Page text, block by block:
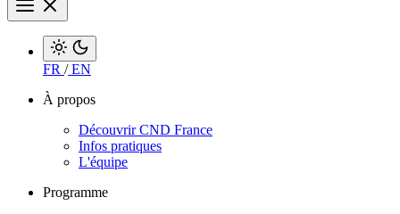
FR /EN
À propos
Découvrir CND France
Infos pratiques
L'équipe
Programme